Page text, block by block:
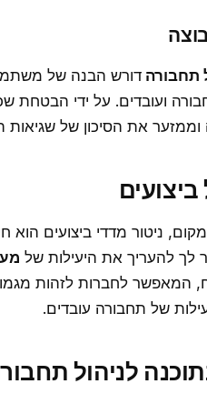
תחבורה דורש הבנה של
ועובדים. על ידי
את הסיכון של
ניטור מדדי ביצועים הוא
לך להעריך את היעילות של
המאפשר לחברות לזהות
של תחבורה עובדים.
לניהול